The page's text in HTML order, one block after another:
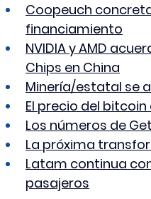
Coopeuch
financiamiento
NVIDIA y AMD
Chips en China
Minería/estatal se
El precio del
Los números de
La próxima
Latam continua
pasajeros